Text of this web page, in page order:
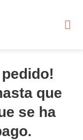
que
se ha